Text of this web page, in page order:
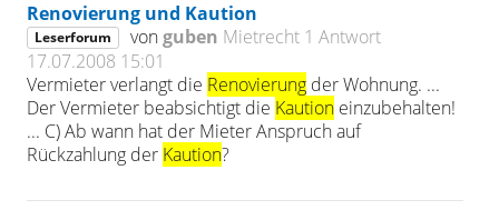
Renovierung und Kaution
Leserforum von guben Mietrecht 1 Antwort
17.07.2008 15:01
Vermieter verlangt die Renovierung der Wohnung. ...
Der Vermieter beabsichtigt die Kaution einzubehalten!
... C) Ab wann hat der Mieter Anspruch auf
Rückzahlung der Kaution?